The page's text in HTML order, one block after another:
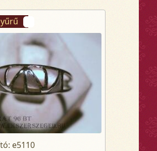
e5110